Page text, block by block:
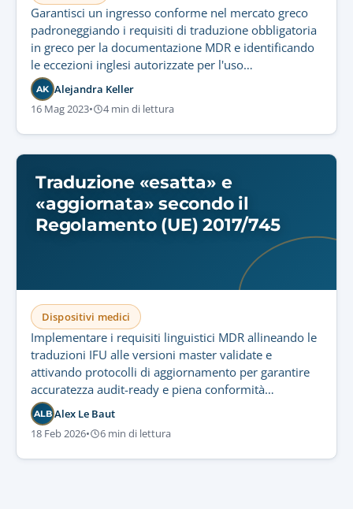
Garantisci un ingresso conforme nel mercato greco
padroneggiando i requisiti di traduzione obbligatoria
in greco per la documentazione MDR e identificando
le eccezioni inglesi autorizzate per l'uso
professionale.
AK Alejandra Keller
16 Mag 2023• 4 min di lettura
Traduzione «esatta» e
«aggiornata» secondo il
Regolamento (UE) 2017/745
Dispositivi medici
Implementare i requisiti linguistici MDR allineando le
traduzioni IFU alle versioni master validate e
attivando protocolli di aggiornamento per garantire
accuratezza audit-ready e piena conformità
normativa.
ALB Alex Le Baut
18 Feb 2026• 6 min di lettura